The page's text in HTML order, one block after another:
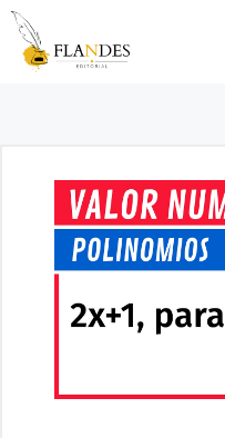
Saltar
contenido